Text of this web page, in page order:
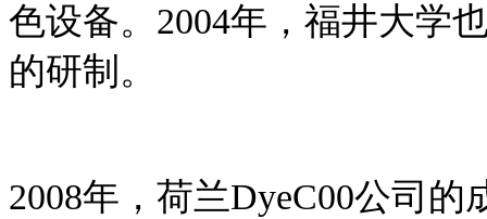
色设备。2004年，福井大学
的研制。
2008年，荷兰DyeC00公司